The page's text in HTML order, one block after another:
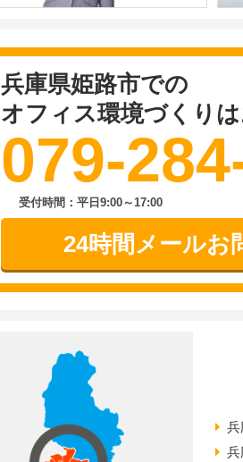
兵庫県姫路市での
オフィス環境づくり
079-
受付時間：平日9:00～17:00
24時間メールお
兵
兵